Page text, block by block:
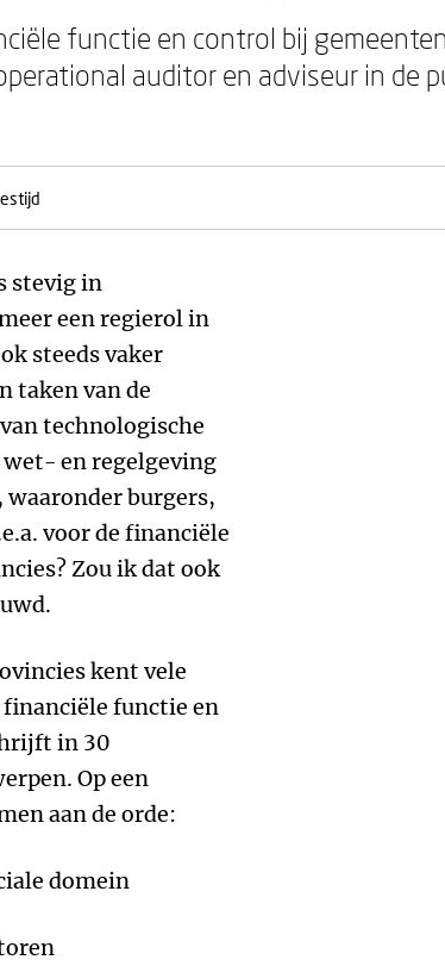
functie en control bij
auditor en adviseur in de
stevig in
een regierol in
steeds vaker
taken van de
technologische
en regelgeving
burgers,
voor de financiële
Zou ik dat ook
kent vele
financiële functie en
in 30
Op een
aan de orde:
domein